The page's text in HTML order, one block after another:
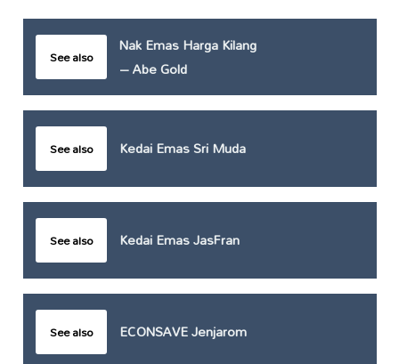
See also
Nak Emas Harga Kilang
– Abe Gold
See also Kedai Emas Sri Muda
See also Kedai Emas JasFran
See also ECONSAVE Jenjarom